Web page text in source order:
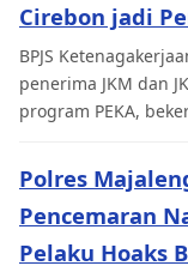
Cirebon jadi
BPJS
penerima JKM dan
program PEKA,
Polres
Pencemaran
Pelaku Hoaks